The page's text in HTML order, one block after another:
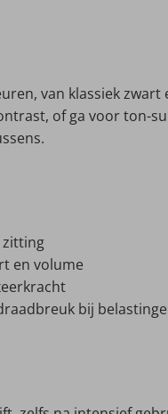
van klassiek
of ga voor ton-
zitting
en volume
bij